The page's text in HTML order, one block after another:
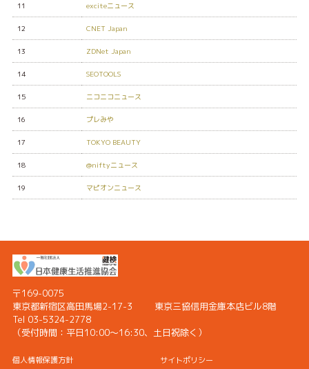
11 exciteニュース
12 CNET Japan
13 ZDNet Japan
14 SEOTOOLS
15 ニコニコニュース
16 プレみや
17 TOKYO BEAUTY
18 @niftyニュース
19 マピオンニュース
〒169-0075
東京都新宿区高田馬場2-17-3 東京三協信用金庫本店ビル8階
Tel 03-5324-2778
（受付時間： 平日10:00〜16:30、土日祝除く）
個人情報保護方針 サイトポリシー